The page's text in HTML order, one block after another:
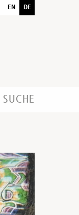
EN DE
SUCHE